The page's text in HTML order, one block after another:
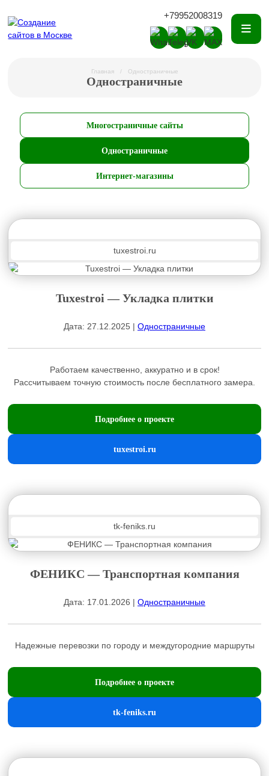
+79952008319
Главная Одностраничные
Одностраничные
Многостраничные сайты
Одностраничные
Интернет-магазины
tuxestroi.ru
Tuxestroi — Укладка плитки
Дата: 27.12.2025 | Одностраничные
Работаем качественно, аккуратно и в срок!
Рассчитываем точную стоимость после бесплатного замера.
Подробнее о проекте
tuxestroi.ru
tk-feniks.ru
ФЕНИКС — Транспортная компания
Дата: 17.01.2026 | Одностраничные
Надежные перевозки по городу и междугородние маршруты
Подробнее о проекте
tk-feniks.ru